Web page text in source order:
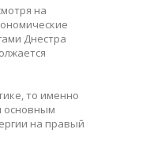
на
Днестра
то именно
основным
на правый